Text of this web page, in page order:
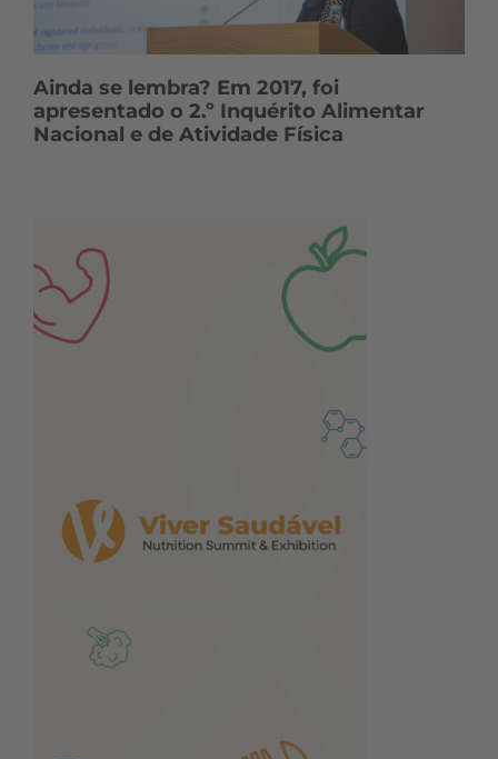
Ainda se lembra? Em 2017, foi
apresentado o 2.º Inquérito Alimentar
Nacional e de Atividade Física